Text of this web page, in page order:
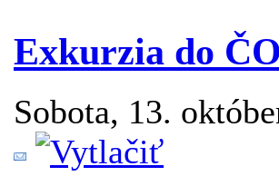
Exkurzia do
Sobota, 13.